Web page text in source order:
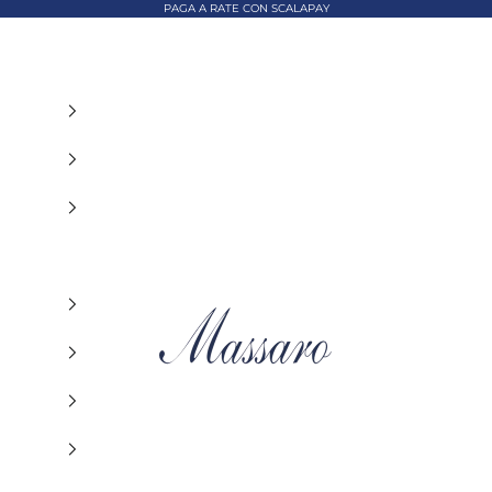
PAGA A RATE CON SCALAPAY
MASSARO ABBIGLIAMENTO